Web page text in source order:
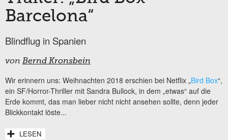
Barcelona“
Blindflug in Spanien
von Bernd Kronsbein
Wir erinnern uns: Weihnachten 2018 erschien bei Netflix „Bird Box“,
ein SF/Horror-Thriller mit Sandra Bullock, in dem „etwas“ auf die
Erde kommt, das man lieber nicht nicht ansehen sollte, denn jeder
Blickkontakt löste...
LESEN